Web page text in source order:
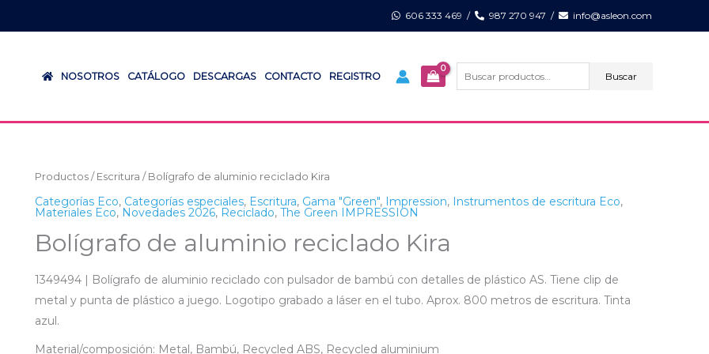
606 333 469 / 987 270 947 / info@asleon.com
NOSOTROS CATÁLOGO DESCARGAS CONTACTO REGISTRO
por:
Buscar
Productos / Escritura / Bolígrafo de aluminio reciclado Kira
Categorías Eco, Categorías especiales, Escritura, Gama "Green", Impression, Instrumentos de escritura Eco,
Materiales Eco, Novedades 2026, Reciclado, The Green IMPRESSION
Bolígrafo de aluminio reciclado Kira
1349494 | Bolígrafo de aluminio reciclado con pulsador de bambú con detalles de plástico AS. Tiene clip de
metal y punta de plástico a juego. Logotipo grabado a láser en el tubo. Aprox. 800 metros de escritura. Tinta
azul.
Material/composición: Metal, Bambú, Recycled ABS, Recycled aluminium